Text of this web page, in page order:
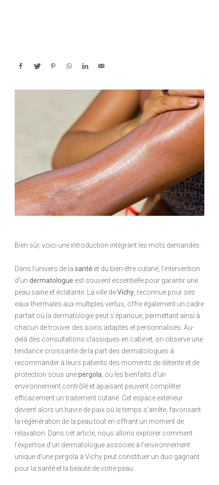
Bien sûr, voici une introduction intégrant les mots demandés :
Dans l’univers de la santé et du bien-être cutané, l’intervention
d’un dermatologue est souvent essentielle pour garantir une
peau saine et éclatante. La ville deVichy , reconnue pour ses
eaux thermales aux multiples vertus, offre également un cadre
parfait où la dermatologie peut s’épanouir, permettant ainsi à
chacun de trouver des soins adaptés et personnalisés. Au-
delà des consultations classiques en cabinet, on observe une
tendance croissante de la part des dermatologues à
recommander à leurs patients des moments de détente et de
protection sous unepergola , où les bienfaits d’un
environnement contrôlé et apaisant peuvent compléter
efficacement un traitement cutané. Cet espace extérieur
devient alors un havre de paix où le temps s’arrête, favorisant
la régénération de la peau tout en offrant un moment de
relaxation. Dans cet article, nous allons explorer comment
l’expertise d’un dermatologue associée à l’environnement
unique d’une pergola à Vichy peut constituer un duo gagnant
pour la santé et la beauté de votre peau.